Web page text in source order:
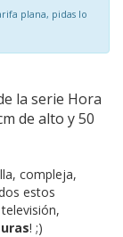
plana, pidas lo
la serie Hora
de alto y 50
compleja,
estos
! ;)